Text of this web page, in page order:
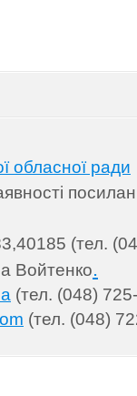
обласної ради
(тел.
Войтенко.
(тел. (048)
(тел. (048)